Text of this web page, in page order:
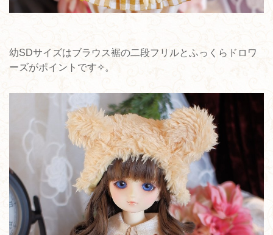
幼SDサイズはブラウス裾の二段フリルとふっくらドロワ
ーズがポイントです✧。